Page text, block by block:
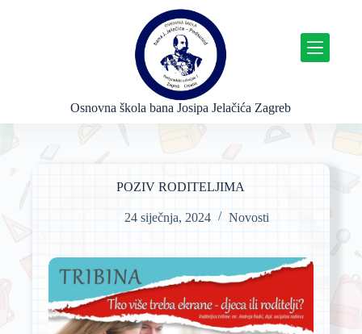
Osnovna škola bana Josipa Jelačića Zagreb
POZIV RODITELJIMA
24 siječnja, 2024 Novosti